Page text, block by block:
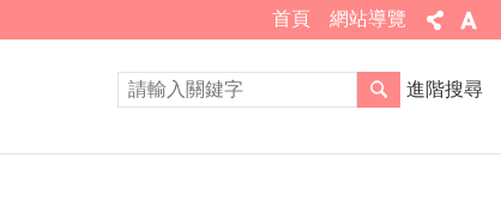
首頁 網站導覽
進階搜尋